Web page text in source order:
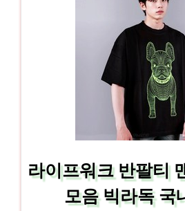
라이프워크 반팔티
모음 빅라독 국